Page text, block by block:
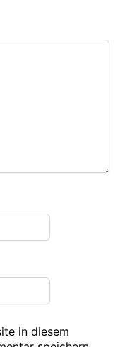
in diesem